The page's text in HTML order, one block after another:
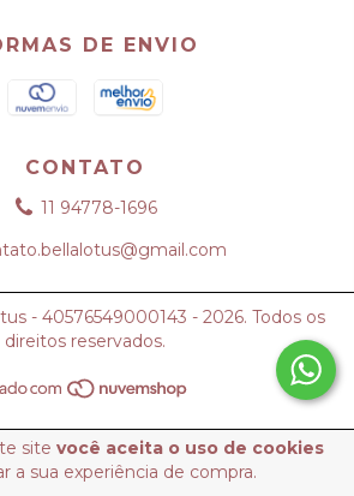
site você aceita o uso de cookies
a sua experiência de compra.
DE ENVIO
CONTATO
11 94778-1696
- 40576549000143 - 2026. Todos os
direitos reservados.